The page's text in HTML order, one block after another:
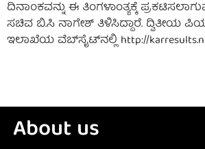
ದಿನಾಂಕವನ್ನು ಈ ತಿಂಗಳಾಂತ್ಯಕ್ಕೆ
ಸಚಿವ ಬಿ.ಸಿ ನಾಗೇಶ್ ತಿಳಿಸಿದ್ದಾರೆ. ದ್ವಿತೀಯ
ಇಲಾಖೆಯ ವೆಬ್‌ಸೈಟ್‌‌ನಲ್ಲಿ http://
About us